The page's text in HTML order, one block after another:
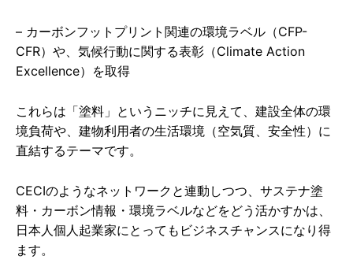
– カーボンフットプリント関連の環境ラベル（CFP-
CFR）や、気候行動に関する表彰（Climate Action
Excellence）を取得
これらは「塗料」というニッチに見えて、建設全体の環
境負荷や、建物利用者の生活環境（空気質、安全性）に
直結するテーマです。
CECIのようなネットワークと連動しつつ、サステナ塗
料・カーボン情報・環境ラベルなどをどう活かすかは、
日本人個人起業家にとってもビジネスチャンスになり得
ます。